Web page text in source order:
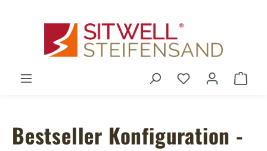
Du hast 0
Bestseller Konfiguration -